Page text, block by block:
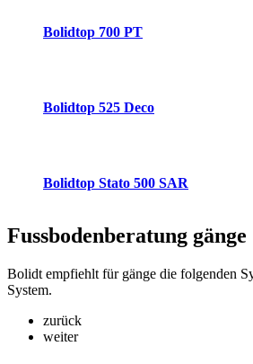
Bolidtop 700 PT
Bolidtop 525 Deco
Bolidtop Stato 500 SAR
Fussbodenberatung gänge
Bolidt empfiehlt für gänge die folgenden
System.
zurück
weiter